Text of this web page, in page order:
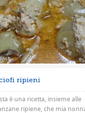
ripieni
è una ricetta, insieme alle
ripiene, che mia